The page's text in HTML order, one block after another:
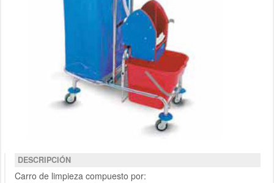
DESCRIPCIÓN
Carro de limpieza compuesto por: